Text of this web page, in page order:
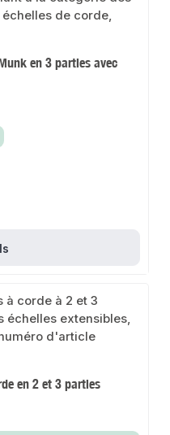
en 3 parties avec
en 2 et 3 parties